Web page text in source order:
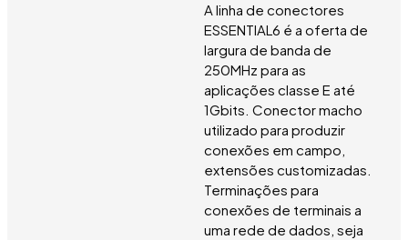
A linha de conectores
ESSENTIAL­6 é a oferta de
largura de banda de
250MHz para as
aplicações classe E até
1Gbits. Conector macho
utilizado para produzir
conexões em campo,
extensões customizadas.
Terminações para
conexões de terminais a
uma rede de dados, seja